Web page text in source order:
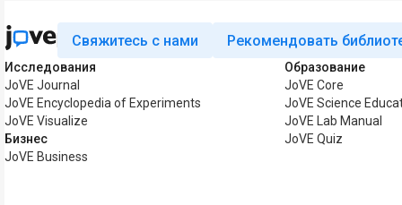
Свяжитесь с нами Рекомендовать
Исследования
JoVE Journal
JoVE Encyclopedia of Experiments
JoVE Visualize
Бизнес
JoVE Business
Образование
JoVE Core
JoVE Science
JoVE Lab Manual
JoVE Quiz